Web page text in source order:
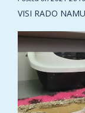
VISI RADO